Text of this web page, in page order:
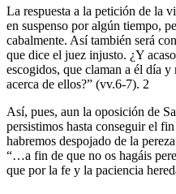
La respuesta a la petición de la
en suspenso por algún tiempo,
cabalmente. Así también será
que dice el juez injusto. ¿Y
escogidos, que claman a él día
acerca de ellos?” (vv.6-7). 2
Así, pues, aun la oposición de
persistimos hasta conseguir el
habremos despojado de la
“…a fin de que no os hagáis
que por la fe y la paciencia